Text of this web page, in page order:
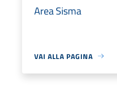
Area Sisma
VAI ALLA PAGINA